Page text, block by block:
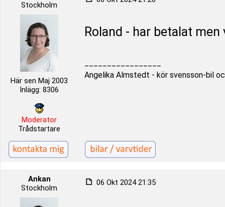
Stockholm
Här sen Maj 2003
Inlägg: 8306
Moderator
Trådstartare
Roland - har betalat
Angelika Almstedt - kör svensson-bil
Ankan
Stockholm
06 Okt 2024 21:35